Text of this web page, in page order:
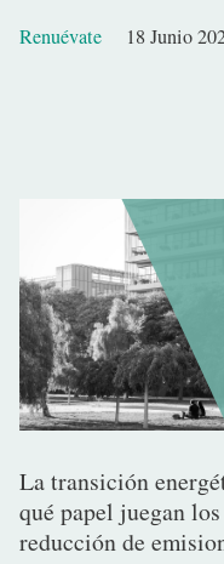
Renuévate 18 Junio
La transición
qué papel juegan
reducción de